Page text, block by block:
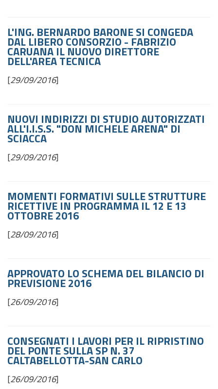
L'ING. BERNARDO BARONE SI CONGEDA
DAL LIBERO CONSORZIO - FABRIZIO
CARUANA IL NUOVO DIRETTORE
DELL'AREA TECNICA
[29/09/2016]
NUOVI INDIRIZZI DI STUDIO AUTORIZZATI
ALL'I.I.S.S. "DON MICHELE ARENA" DI
SCIACCA
[29/09/2016]
MOMENTI FORMATIVI SULLE STRUTTURE
RICETTIVE IN PROGRAMMA IL 12 E 13
OTTOBRE 2016
[28/09/2016]
APPROVATO LO SCHEMA DEL BILANCIO DI
PREVISIONE 2016
[26/09/2016]
CONSEGNATI I LAVORI PER IL RIPRISTINO
DEL PONTE SULLA SP N. 37
CALTABELLOTTA-SAN CARLO
[26/09/2016]